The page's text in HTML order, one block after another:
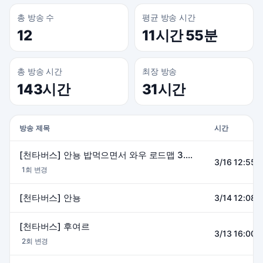
총 방송 수
12
평균 방송 시간
11시간 55분
총 방송 시간
143시간
최장 방송
31시간
방송 제목 시간
[천타버스] 안뇽 밥먹으면서 와우 로드맵 3.0 보기
1회 변경
3/16
[천타버스] 안뇽 3/14
[천타버스] 후여르
2회 변경
3/13